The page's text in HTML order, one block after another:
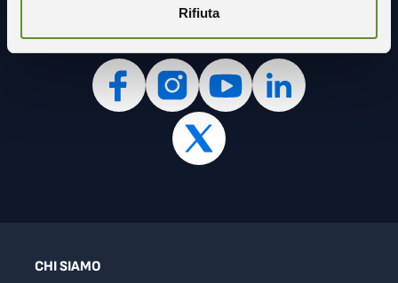
Rifiuta
Seguici sui social
CHI SIAMO